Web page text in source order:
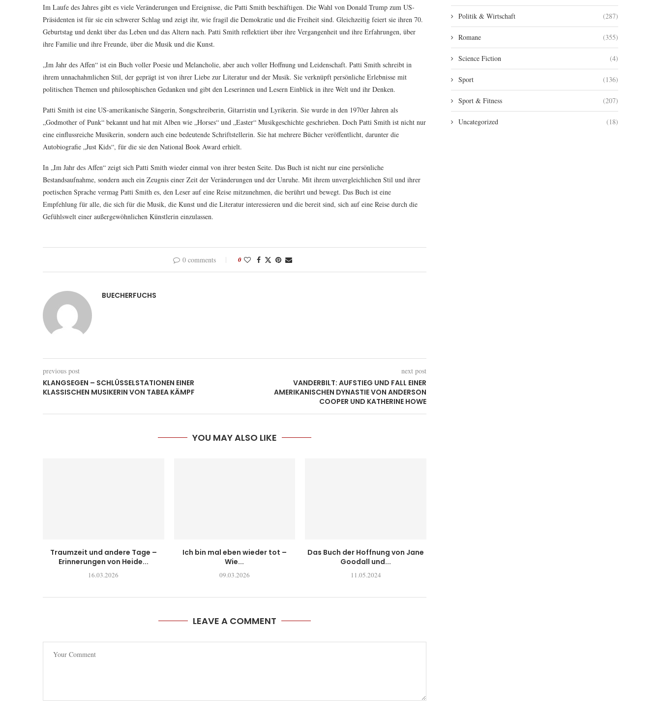
Im Laufe des Jahres gibt es viele Veränderungen und Ereignisse, die Patti Smith beschäftigen. Die Wahl von Donald Trump zum US-
Präsidenten ist für sie ein schwerer Schlag und zeigt ihr, wie fragil die Demokratie und die Freiheit sind. Gleichzeitig feiert sie ihren 70.
Geburtstag und denkt über das Leben und das Altern nach. Patti Smith reflektiert über ihre Vergangenheit und ihre Erfahrungen, über
ihre Familie und ihre Freunde, über die Musik und die Kunst.
„Im Jahr des Affen“ ist ein Buch voller Poesie und Melancholie, aber auch voller Hoffnung und Leidenschaft. Patti Smith schreibt in
ihrem unnachahmlichen Stil, der geprägt ist von ihrer Liebe zur Literatur und der Musik. Sie verknüpft persönliche Erlebnisse mit
politischen Themen und philosophischen Gedanken und gibt den Leserinnen und Lesern Einblick in ihre Welt und ihr Denken.
Patti Smith ist eine US-amerikanische Sängerin, Songschreiberin, Gitarristin und Lyrikerin. Sie wurde in den 1970er Jahren als
„Godmother of Punk“ bekannt und hat mit Alben wie „Horses“ und „Easter“ Musikgeschichte geschrieben. Doch Patti Smith ist nicht nur
eine einflussreiche Musikerin, sondern auch eine bedeutende Schriftstellerin. Sie hat mehrere Bücher veröffentlicht, darunter die
Autobiografie „Just Kids“, für die sie den National Book Award erhielt.
In „Im Jahr des Affen“ zeigt sich Patti Smith wieder einmal von ihrer besten Seite. Das Buch ist nicht nur eine persönliche
Bestandsaufnahme, sondern auch ein Zeugnis einer Zeit der Veränderungen und der Unruhe. Mit ihrem unvergleichlichen Stil und ihrer
poetischen Sprache vermag Patti Smith es, den Leser auf eine Reise mitzunehmen, die berührt und bewegt. Das Buch ist eine
Empfehlung für alle, die sich für die Musik, die Kunst und die Literatur interessieren und die bereit sind, sich auf eine Reise durch die
Gefühlswelt einer außergewöhnlichen Künstlerin einzulassen.
0 comments 0
BUECHERFUCHS
previous post
KLANGSEGEN – SCHLÜSSELSTATIONEN EINER
KLASSISCHEN MUSIKERIN VON TABEA KÄMPF
next post
VANDERBILT: AUFSTIEG UND FALL EINER
AMERIKANISCHEN DYNASTIE VON ANDERSON
COOPER UND KATHERINE HOWE
YOU MAY ALSO LIKE
Traumzeit und andere Tage –
Erinnerungen von Heide...
16.03.2026
Ich bin mal eben wieder tot –
Wie...
09.03.2026
Das Buch der Hoffnung von Jane
Goodall und...
11.05.2024
LEAVE A COMMENT
Politik & Wirtschaft (287)
Romane (355)
Science Fiction (4)
Sport (136)
Sport & Fitness (207)
Uncategorized (18)